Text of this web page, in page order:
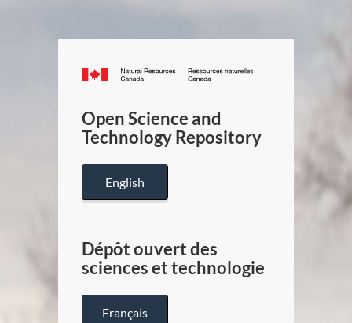
Canada.ca
/
Canada
Open Science and
Technology Repository
English
Dépôt ouvert des
sciences et technologie
Français